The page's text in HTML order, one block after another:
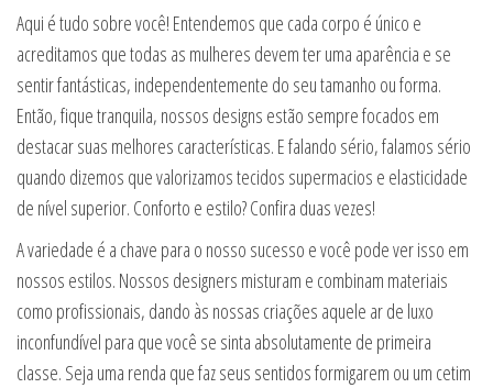
Aqui é tudo sobre você! Entendemos que cada corpo é único e
acreditamos que todas as mulheres devem ter uma aparência e se
sentir fantásticas, independentemente do seu tamanho ou forma.
Então, fique tranquila, nossos designs estão sempre focados em
destacar suas melhores características. E falando sério, falamos sério
quando dizemos que valorizamos tecidos supermacios e elasticidade
de nível superior. Conforto e estilo? Confira duas vezes!
A variedade é a chave para o nosso sucesso e você pode ver isso em
nossos estilos. Nossos designers misturam e combinam materiais
como profissionais, dando às nossas criações aquele ar de luxo
inconfundível para que você se sinta absolutamente de primeira
classe. Seja uma renda que faz seus sentidos formigarem ou um cetim